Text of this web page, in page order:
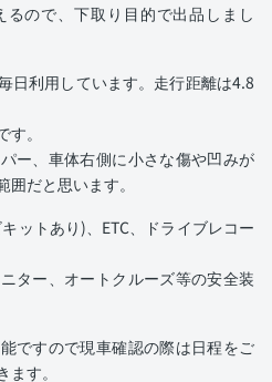
ので、下取り目的で出品しまし
日利用しています。走行距離は4.8
。
ー、車体右側に小さな傷や凹みが
だと思います。
ットあり)、ETC、ドライブレコー
ター、オートクルーズ等の安全装
ですので現車確認の際は日程をご
す。